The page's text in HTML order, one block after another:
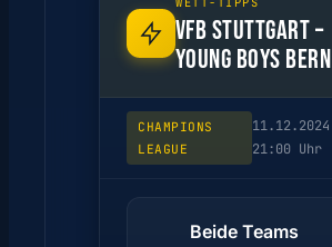
VFB STUTTGART –
YOUNG BOYS BERN
CHAMPIONS
LEAGUE
11.12.2024
21:00 Uhr
Beide Teams